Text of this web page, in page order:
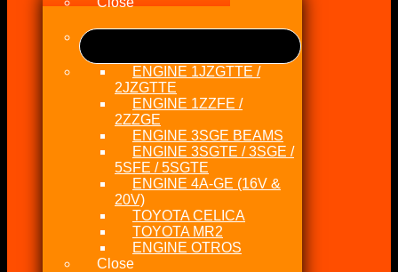
ENGINE 1JZGTTE /
2JZGTTE
ENGINE 1ZZFE /
2ZZGE
ENGINE 3SGE BEAMS
ENGINE 3SGTE / 3SGE /
5SFE / 5SGTE
ENGINE 4A-GE (16V &
20V)
TOYOTA CELICA
TOYOTA MR2
ENGINE OTROS
Close